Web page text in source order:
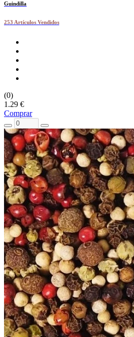
Guindilla
253 Artículos Vendidos
(0)
1.29 €
Comprar